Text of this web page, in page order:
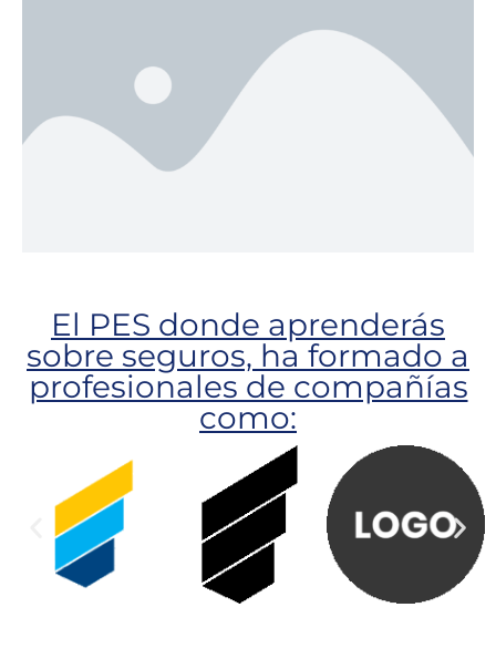
El PES donde aprenderás
sobre seguros, ha formado a
profesionales de compañías
como: